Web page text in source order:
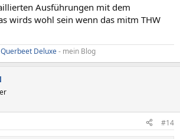
Ausführungen mit dem
wirds wohl sein wenn das mitm THW
Querbeet Deluxe- mein Blog​
#14